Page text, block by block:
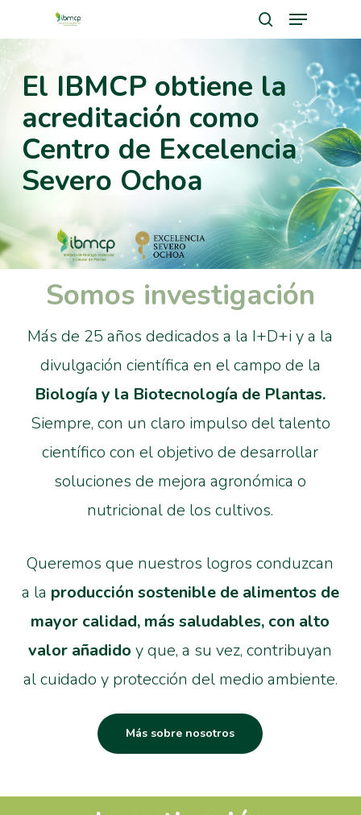
to
main
content
search
Menu
El IBMCP obtiene la
acreditación como
Centro de Excelencia
Severo Ochoa
Somos investigación
Más de 25 años dedicados a la I+D+i y a la
divulgación científica en el campo de la
Biología y la Biotecnología de Plantas.
Siempre, con un claro impulso del talento
científico con el objetivo de desarrollar
soluciones de mejora agronómica o
nutricional de los cultivos.
Queremos que nuestros logros conduzcan
a la producción sostenible de alimentos de
mayor calidad, más saludables, con alto
valor añadido y que, a su vez, contribuyan
al cuidado y protección del medio ambiente.
Más sobre nosotros
Menu